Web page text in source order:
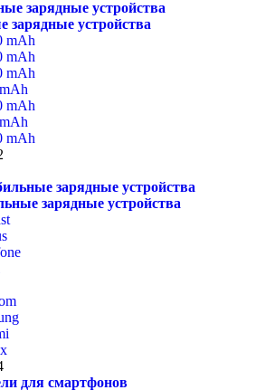
зарядные устройства
mAh
mAh
mAh
mAh
mAh
зарядные устройства